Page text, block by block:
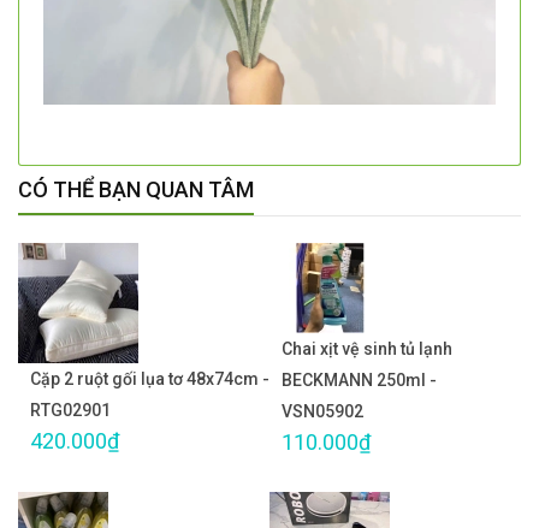
CÓ THỂ BẠN QUAN TÂM
Cặp 2 ruột gối lụa tơ 48x74cm -
RTG02901
420.000₫
Chai xịt vệ sinh tủ lạnh
BECKMANN 250ml -
VSN05902
110.000₫